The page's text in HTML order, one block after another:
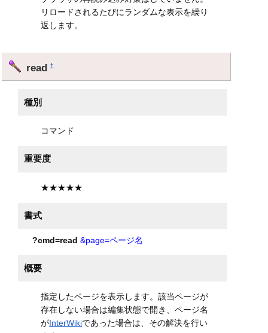
リロードされるたびにランダムな表示を繰り
返します。
read†
種別
コマンド
重要度
★★★★★
書式
?cmd=read &page=ページ名
概要
指定したページを表示します。該当ページが
存在しない場合は編集状態で開き、ページ名
がInterWikiであった場合は、その解決を行い